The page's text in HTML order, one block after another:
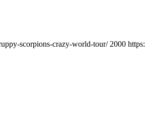
scorpions-crazy-world-tour/ 2000